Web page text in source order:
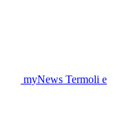
myNews Termoli e